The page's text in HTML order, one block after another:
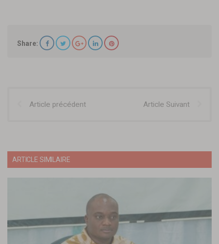
Share:
Article précédent Article Suivant
ARTICLE SIMILAIRE